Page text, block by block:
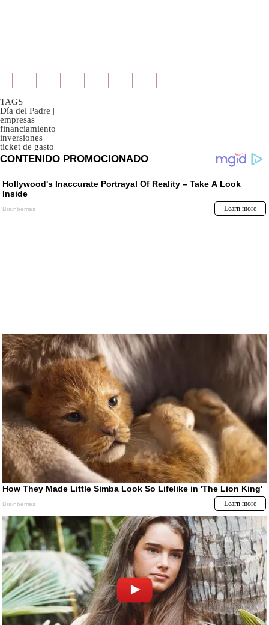
TAGS
Día del Padre |
empresas |
financiamiento |
inversiones |
ticket de gasto